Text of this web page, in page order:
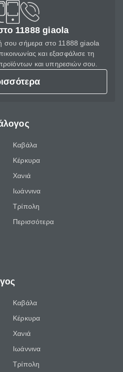
11888 giaola
σου σήμερα στο 11888 giaola
και εξασφάλισε τη
και υπηρεσιών σου.
Καβάλα
Κέρκυρα
Χανιά
Ιωάννινα
Τρίπολη
Περισσότερα
Καβάλα
Κέρκυρα
Χανιά
Ιωάννινα
Τρίπολη